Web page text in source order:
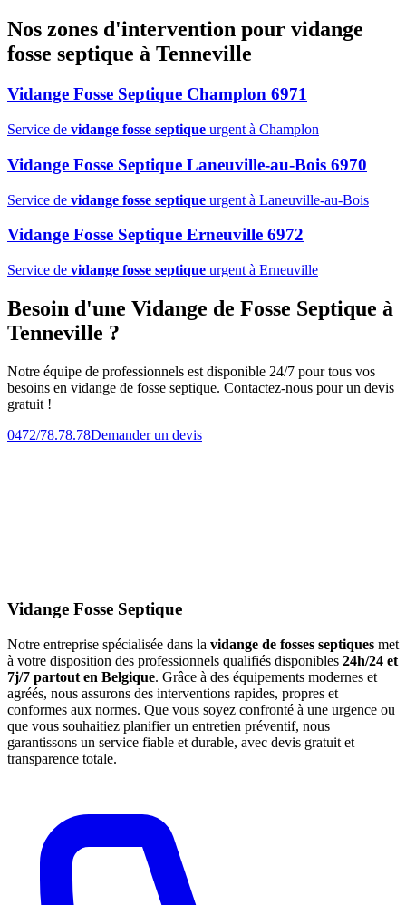
Nos zones d'intervention pour vidange
fosse septique à Tenneville
Vidange Fosse Septique Champlon 6971
Service de vidange fosse septique urgent à Champlon
Vidange Fosse Septique Laneuville-au-Bois 6970
Service de vidange fosse septique urgent à Laneuville-au-Bois
Vidange Fosse Septique Erneuville 6972
Service de vidange fosse septique urgent à Erneuville
Besoin d'une Vidange de Fosse Septique à
Tenneville ?
Notre équipe de professionnels est disponible 24/7 pour tous vos
besoins en vidange de fosse septique. Contactez-nous pour un devis
gratuit !
0472/78.78.78Demander un devis
Vidange Fosse Septique
Notre entreprise spécialisée dans la vidange de fosses septiques met
à votre disposition des professionnels qualifiés disponibles 24h/24 et
7j/7 partout en Belgique. Grâce à des équipements modernes et
agréés, nous assurons des interventions rapides, propres et
conformes aux normes. Que vous soyez confronté à une urgence ou
que vous souhaitiez planifier un entretien préventif, nous
garantissons un service fiable et durable, avec devis gratuit et
transparence totale.